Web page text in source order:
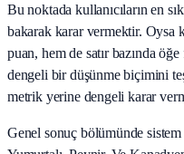
Bu noktada kullanıcıların en
bakarak karar vermektir. Oysa
puan, hem de satır bazında
dengeli bir düşünme biçimini
metrik yerine dengeli karar
Genel sonuç bölümünde